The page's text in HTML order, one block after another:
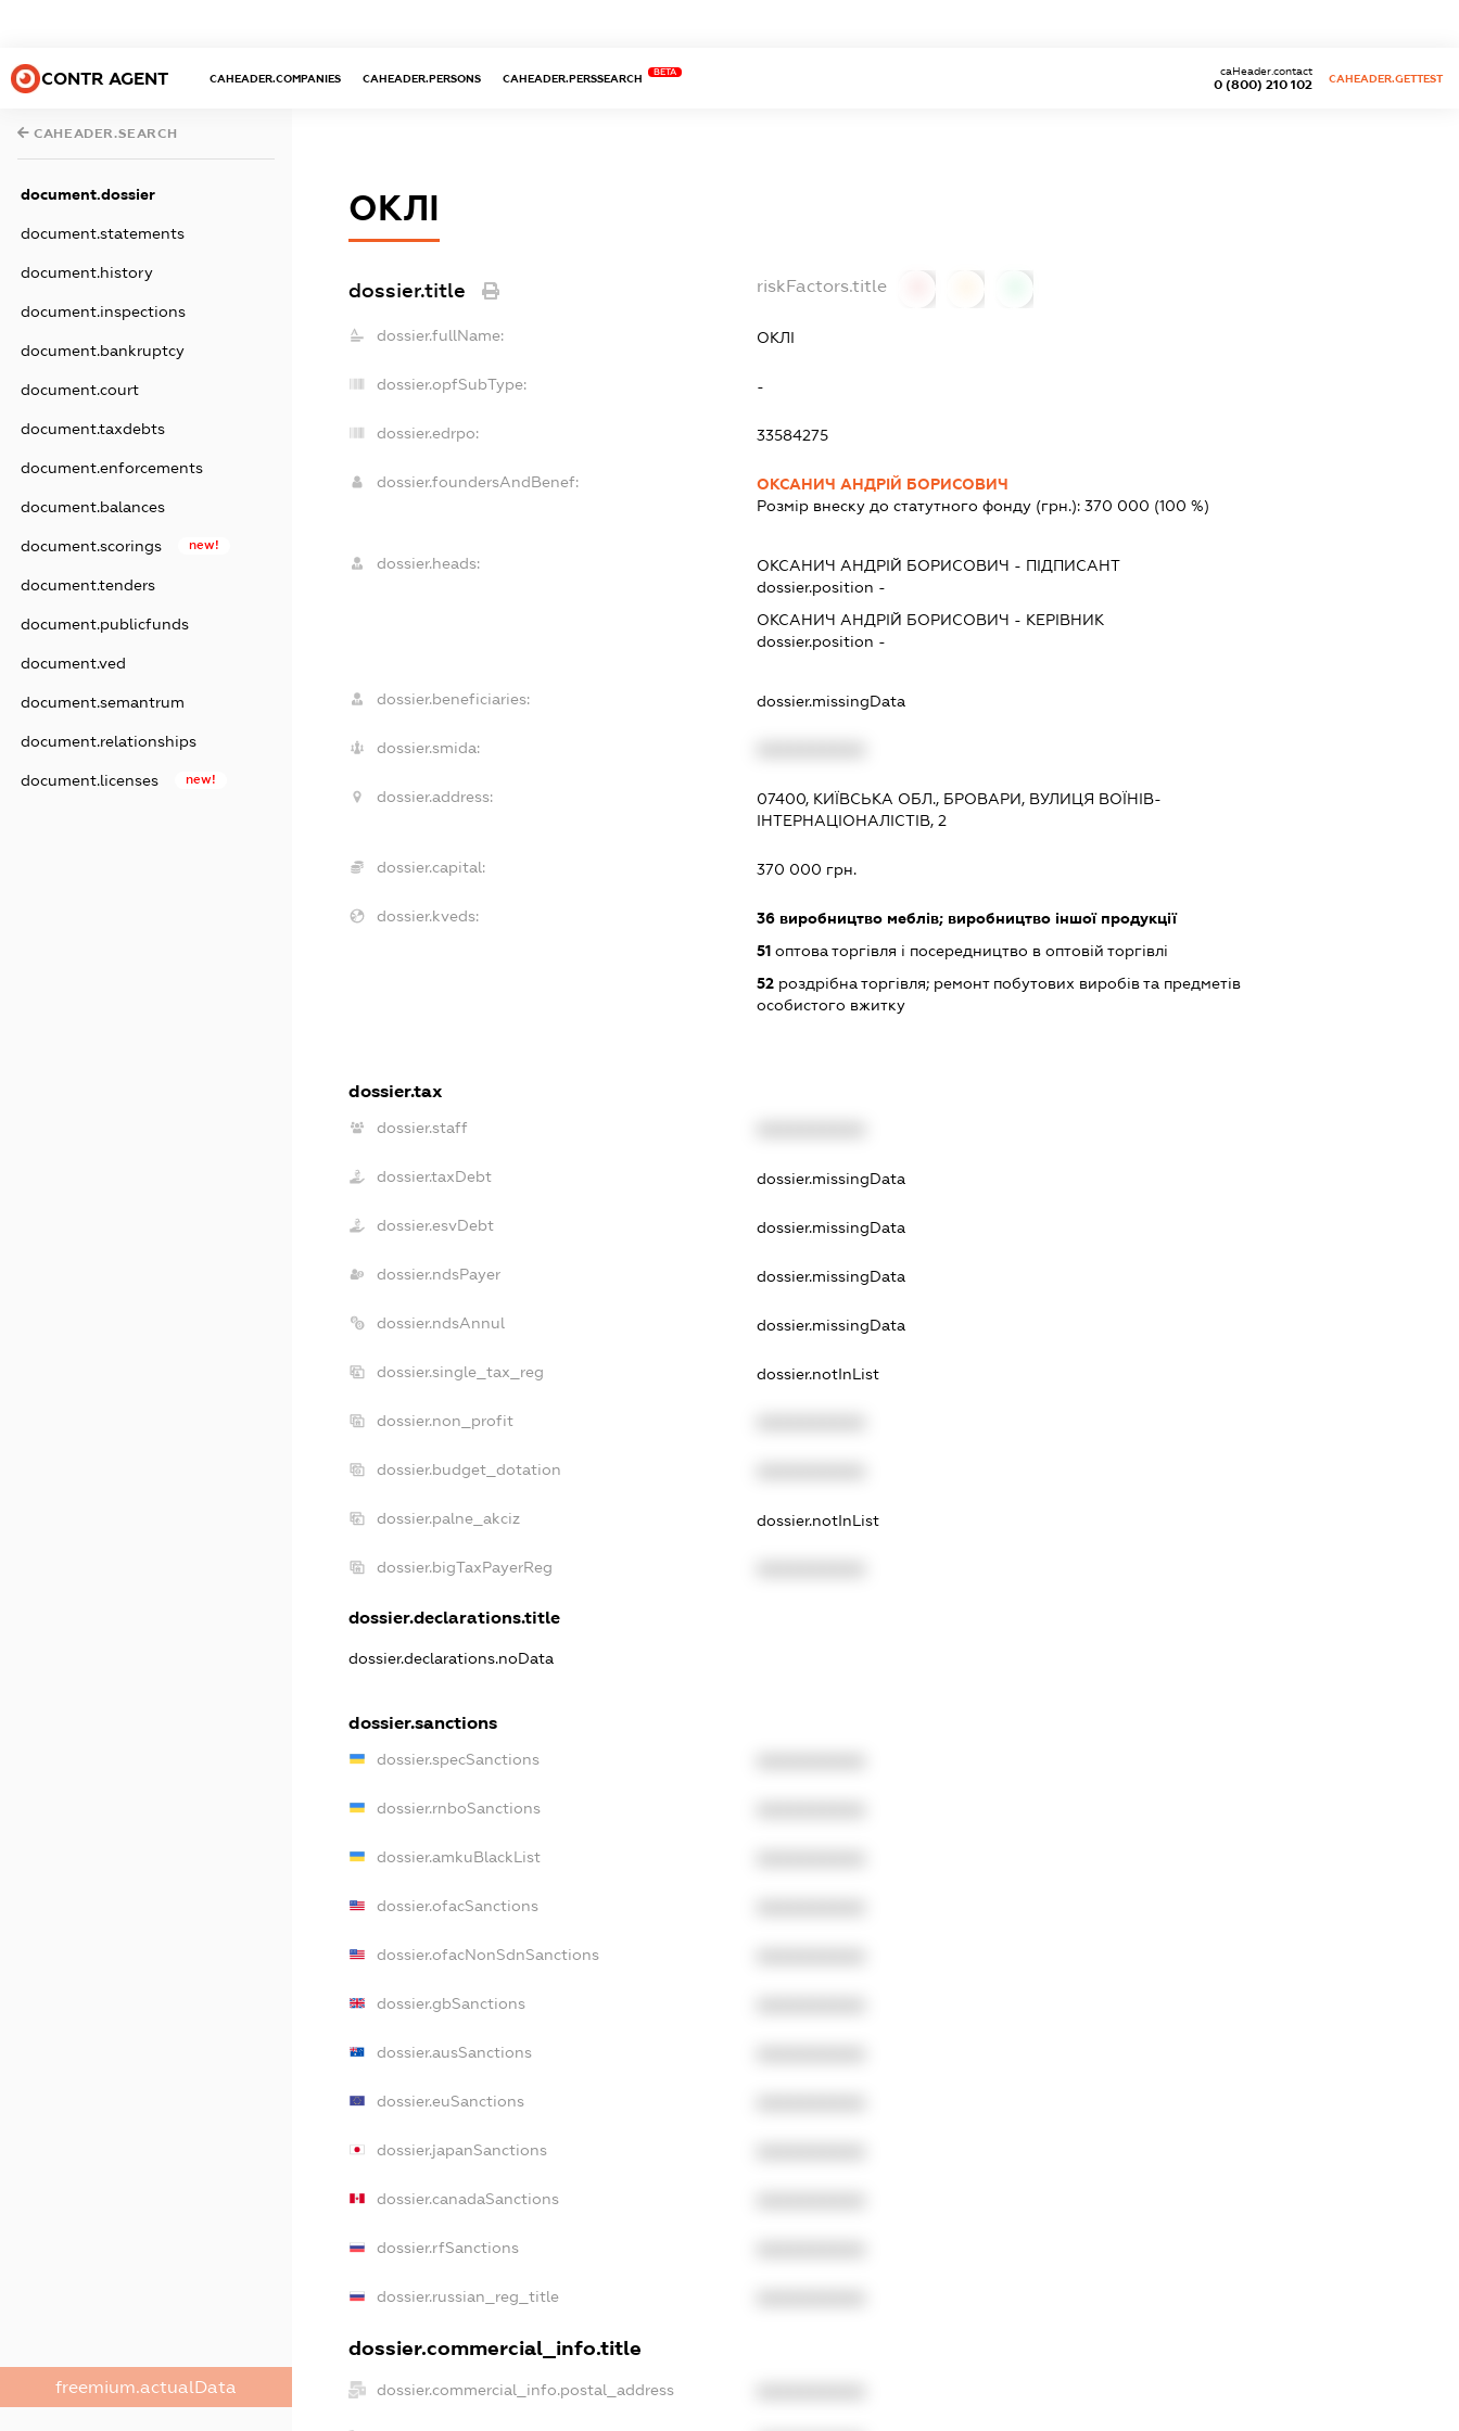
CONTR AGENT CAHEADER.COMPANIES CAHEADER.PERSONS CAHEADER.PERSSEARCH
BETA
0 (800) 210 102
caHeader.contact
CAHEADER.GETTEST
CAHEADER.SEARCH
document.dossier
document.statements
document.history
document.inspections
document.bankruptcy
document.court
document.taxdebts
document.enforcements
document.balances
document.scorings new!
document.tenders
document.publicfunds
document.ved
document.semantrum
document.relationships
document.licenses new!
freemium.actualData
ОКЛІ
dossier.title riskFactors.title
dossier.fullName: ОКЛІ
dossier.opfSubType: -
dossier.edrpo: 33584275
dossier.foundersAndBenef:
ОКСАНИЧ АНДРІЙ БОРИСОВИЧ
Розмір внеску до статутного фонду (грн.):370 000 (100 %)
dossier.heads: ОКСАНИЧ АНДРІЙ БОРИСОВИЧ - ПІДПИСАНТ
dossier.position -
ОКСАНИЧ АНДРІЙ БОРИСОВИЧ - КЕРІВНИК
dossier.position -
dossier.beneficiaries: dossier.missingData
dossier.smida:
dossier.address:
07400, КИЇВСЬКА ОБЛ., БРОВАРИ, ВУЛИЦЯ ВОЇНІВ-
ІНТЕРНАЦІОНАЛІСТІВ, 2
dossier.capital: 370 000 грн.
dossier.kveds: 36 виробництво меблів; виробництво іншої продукції
51 оптова торгівля і посередництво в оптовій торгівлі
52 роздрібна торгівля; ремонт побутових виробів та предметів
особистого вжитку
dossier.tax
dossier.staff
dossier.taxDebt dossier.missingData
dossier.esvDebt dossier.missingData
dossier.ndsPayer dossier.missingData
dossier.ndsAnnul dossier.missingData
dossier.single_tax_reg dossier.notInList
dossier.non_profit
dossier.budget_dotation
dossier.palne_akciz dossier.notInList
dossier.bigTaxPayerReg
dossier.declarations.title
dossier.declarations.noData
dossier.sanctions
dossier.specSanctions
dossier.rnboSanctions
dossier.amkuBlackList
dossier.ofacSanctions
dossier.ofacNonSdnSanctions
dossier.gbSanctions
dossier.ausSanctions
dossier.euSanctions
dossier.japanSanctions
dossier.canadaSanctions
dossier.rfSanctions
dossier.russian_reg_title
dossier.commercial_info.title
dossier.commercial_info.postal_address